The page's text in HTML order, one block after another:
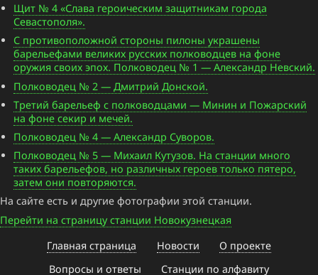
Щит № 4 «Слава героическим защитникам города
Севастополя».
С противоположной стороны пилоны украшены
барельефами великих русских полководцев на фоне
оружия своих эпох. Полководец № 1 — Александр Невский.
Полководец № 2 — Дмитрий Донской.
Третий барельеф с полководцами — Минин и Пожарский
на фоне секир и мечей.
Полководец № 4 — Александр Суворов.
Полководец № 5 — Михаил Кутузов. На станции много
таких барельефов, но различных героев только пятеро,
затем они повторяются.
На сайте есть и другие фотографии этой станции.
Перейти на страницу станции Новокузнецкая
Главная страница
Новости
О проекте
Вопросы и ответы
Станции по алфавиту